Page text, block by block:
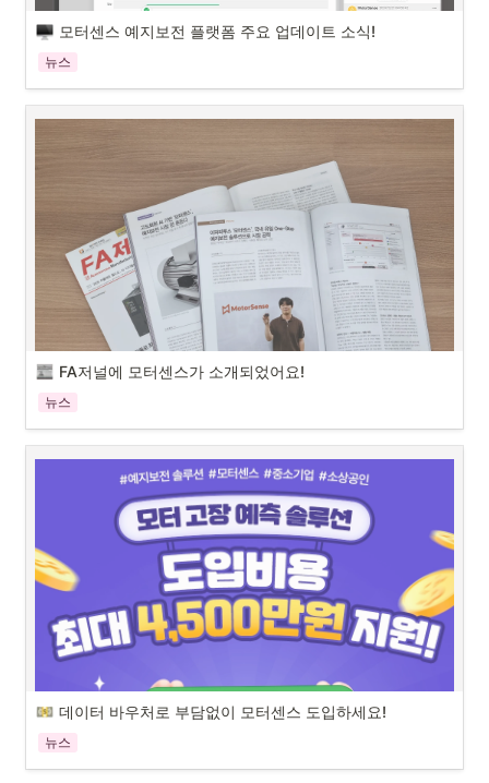
모터센스 부스는 어떻게 꾸려졌을지 함께 확인해 볼까요?
모터센스 예지보전 플랫폼이 새 단장을 마쳤습니다!
모터센스 예지보전 플랫폼은 그동안 직관적이고 자세한 설비 상태 분석
으로 많은 사랑을 받아 왔습니다. 이에 멈추지 않고 고객 여러분의 소중
한 목소리에 귀 기울여 더 완벽하게 업그레이드되었습니다.
이번 업데이트는 단순한 모니터링을 넘어, 설비 관리 업무 전반의 효율을
끌어올릴 수 있는 종합 관리 플랫폼을 목표로 했습니다.
더 새로워진 모터센스! 어떻게 달라졌는지 바로 확인해 볼까요?
새로워진 에셋 페이지로 설비 상태를 더 쉽게 알려드려
요.
모터센스 예지보전 플랫폼 주요 업데이트 소식!
뉴스
안녕하세요, 산업용 모터 고장 예측 인공지능 솔루션 모터센스입니다.
오늘은 모터센스 최신 소식에 대해 알아보겠습니다.
FA저널에 모터센스가 소개되었어요!
산업자동화 업계 전문지인 FA저널에 모터센스가 소개되었습니다!  지난
4월, 예지보전 업계의 주목할 만한 기업으로 선정되어 솔루션에 대한 소
개된 바 있었는데요. 이어서 이번 8월호에는 모터센스 사업부 부서장님
의 인터뷰까지 소개되었습니다!
앞으로의 포부까지 다양한 이야기가 실려있다고 합니다.
FA저널에 모터센스가 소개되었어요!
뉴스
데이터 바우처로 부담없이 모터센스 도입하세요!
뉴스